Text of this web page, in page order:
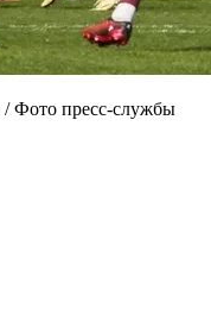
/ Фото пресс-службы